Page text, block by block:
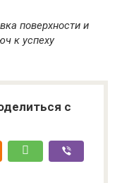
поверхности и
к успеху
с